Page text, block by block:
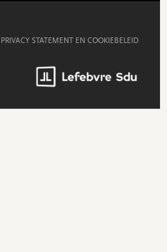
PRIVACY STATEMENT EN COOKIEBELEID